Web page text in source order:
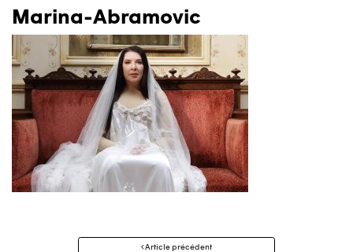
Marina-Abramovic
Navigation
Article précédent